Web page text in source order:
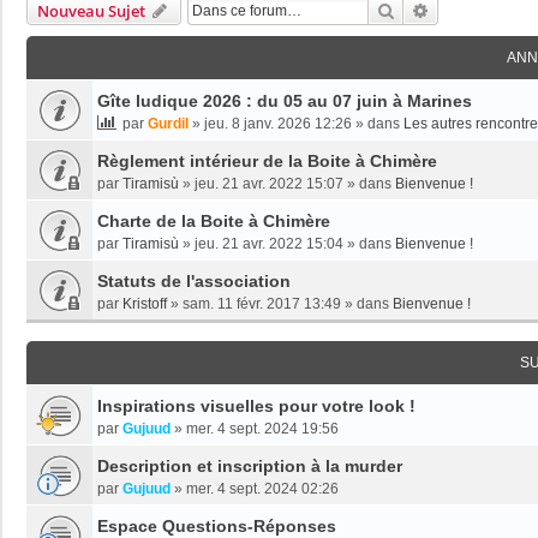
Nouveau Sujet Rechercher
Gîte ludique 2026 : du 05 au 07 juin à Marines
par Gurdil » jeu. 8 janv. 2026 12:26 » dans Les autres
Règlement intérieur de la Boite à Chimère
par Tiramisù » jeu. 21 avr. 2022 15:07 » dans Bienvenue !
Charte de la Boite à Chimère
par Tiramisù » jeu. 21 avr. 2022 15:04 » dans Bienvenue !
Statuts de l'association
par Kristoff» sam. 11 févr. 2017 13:49 » dans Bienvenue !
Inspirations visuelles pour votre look !
par Gujuud » mer. 4 sept. 2024 19:56
Description et inscription à la murder
par Gujuud » mer. 4 sept. 2024 02:26
Espace Questions-Réponses